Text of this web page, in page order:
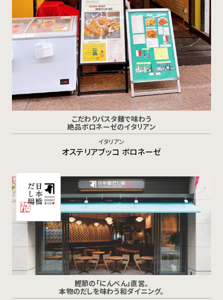
こだわりパスタ麺で味わう
絶品ボロネーゼのイタリアン
イタリアン
オステリアブッコ ボロネーゼ
鰹節の「にんべん」直営。
本物のだしを味わう和ダイニング。